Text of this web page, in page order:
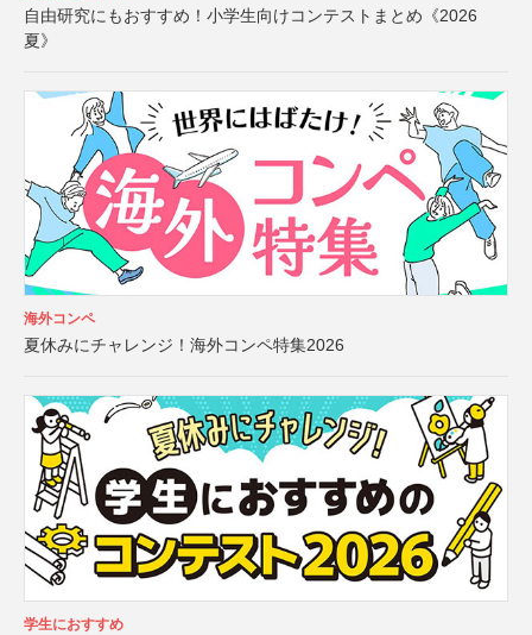
自由研究にもおすすめ！小学生向けコンテストまとめ《2026
夏》
海外コンペ
夏休みにチャレンジ！海外コンペ特集2026
学生におすすめ